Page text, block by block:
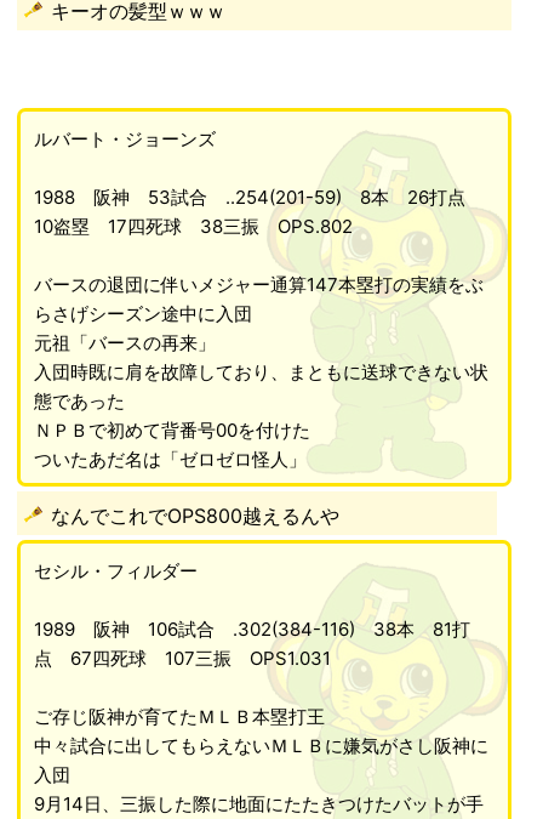
キーオの髪型ｗｗｗ
ルバート・ジョーンズ
1988 阪神 53試合 ..254(201-59) 8本 26打点
10盗塁 17四死球 38三振 OPS.802
バースの退団に伴いメジャー通算147本塁打の実績をぶ
らさげシーズン途中に入団
元祖「バースの再来」
入団時既に肩を故障しており、まともに送球できない状
態であった
ＮＰＢで初めて背番号00を付けた
ついたあだ名は「ゼロゼロ怪人」
なんでこれでOPS800越えるんや
セシル・フィルダー
1989 阪神 106試合 .302(384-116) 38本 81打
点 67四死球 107三振 OPS1.031
ご存じ阪神が育てたＭＬＢ本塁打王
中々試合に出してもらえないＭＬＢに嫌気がさし阪神に
入団
9月14日、三振した際に地面にたたきつけたバットが手